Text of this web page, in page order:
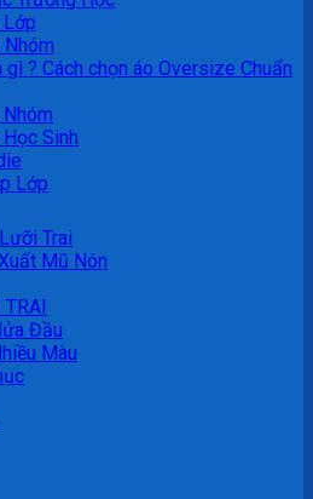
? Cách chọn áo Oversize Chuẩn
Sinh
Lớp
Trai
Mũ Nón
Đầu
Màu